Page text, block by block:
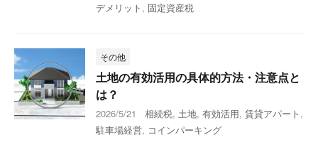
デメリット , 固定資産税
その他
土地の有効活用の具体的方法・注意点と
は？
2026/5/21 相続税, 土地, 有効活用, 賃貸アパート ,
駐車場経営, コインパーキング